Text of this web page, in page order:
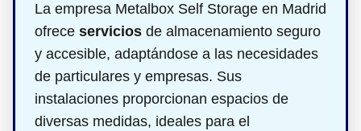
La empresa Metalbox Self Storage en Madrid
ofrece servicios de almacenamiento seguro
y accesible, adaptándose a las necesidades
de particulares y empresas. Sus
instalaciones proporcionan espacios de
diversas medidas, ideales para el